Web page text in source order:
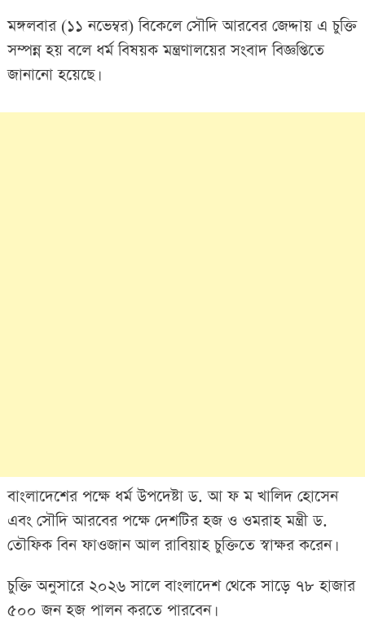
মঙ্গলবার (১১ নভেম্বর) বিকেলে সৌদি আরবের জেদ্দায় এ চুক্তি
সম্পন্ন হয় বলে ধর্ম বিষয়ক মন্ত্রণালয়ের সংবাদ বিজ্ঞপ্তিতে
জানানো হয়েছে।
বাংলাদেশের পক্ষে ধর্ম উপদেষ্টা ড. আ ফ ম খালিদ হোসেন
এবং সৌদি আরবের পক্ষে দেশটির হজ ও ওমরাহ মন্ত্রী ড.
তৌফিক বিন ফাওজান আল রাবিয়াহ চুক্তিতে স্বাক্ষর করেন।
চুক্তি অনুসারে ২০২৬ সালে বাংলাদেশ থেকে সাড়ে ৭৮ হাজার
৫০০ জন হজ পালন করতে পারবেন।